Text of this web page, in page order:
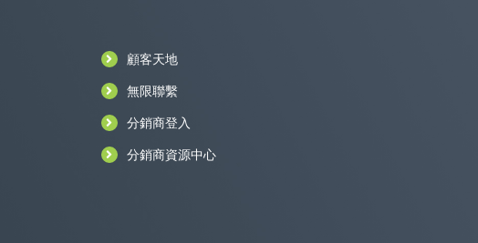
顧客天地
無限聯繫
分銷商登入
分銷商資源中心